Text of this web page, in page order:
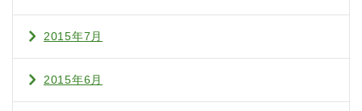
2015年7月
2015年6月